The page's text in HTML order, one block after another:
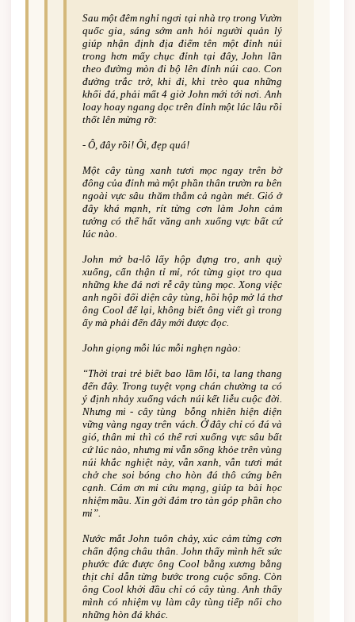
Sau một đêm nghỉ ngơi tại nhà trọ trong Vườn
quốc gia, sáng sớm anh hỏi người quản lý
giúp nhận định địa điểm tên một đỉnh núi
trong hơn mấy chục đỉnh tại đây, John lần
theo đường mòn đi bộ lên đỉnh núi cao. Con
đường trắc trở, khi đi, khi trèo qua những
khối đá, phải mất 4 giờ John mới tới nơi. Anh
loay hoay ngang dọc trên đỉnh một lúc lâu rồi
thốt lên mừng rỡ:
-­ Ô, đây rồi! Ôi, đẹp quá!
Một cây tùng xanh tươi mọc ngay trên bờ
đông của đỉnh mà một phần thân trườn ra bên
ngoài vực sâu thăm thẳm cả ngàn mét. Gió ở
đây khá mạnh, rít từng cơn làm John cảm
tưởng có thể hất văng anh xuống vực bất cứ
lúc nào.
John mở ba-­lô lấy hộp đựng tro, anh quỳ
xuống, cẩn thận tỉ mỉ, rót từng giọt tro qua
những khe đá nơi rễ cây tùng mọc. Xong việc
anh ngồi đối diện cây tùng, hồi hộp mở lá thơ
ông Cool để lại, không biết ông viết gì trong
ấy mà phải đến đây mới được đọc.
John giọng mỗi lúc mỗi nghẹn ngào:
“Thời trai trẻ biết bao lầm lỗi, ta lang thang
đến đây. Trong tuyệt vọng chán chường ta có
ý định nhảy xuống vách núi kết liễu cuộc đời.
Nhưng mi ­- cây tùng ­ bỗng nhiên hiện diện
vững vàng ngay trên vách. Ở đây chỉ có đá và
gió, thân mi thì có thể rơi xuống vực sâu bất
cứ lúc nào, nhưng mi vẫn sống khỏe trên vùng
núi khắc nghiệt này, vẫn xanh, vẫn tươi mát
chở che soi bóng cho hòn đá thô cứng bên
cạnh. Cám ơn mi cứu mạng, giúp ta bài học
nhiệm mầu. Xin gởi đám tro tàn góp phần cho
mi”.
Nước mắt John tuôn chảy, xúc cảm từng cơn
chấn động châu thân. John thấy mình hết sức
phước đức được ông Cool bằng xương bằng
thịt chỉ dẫn từng bước trong cuộc sống. Còn
ông Cool khởi đầu chỉ có cây tùng. Anh thấy
mình có nhiệm vụ làm cây tùng tiếp nối cho
những hòn đá khác.